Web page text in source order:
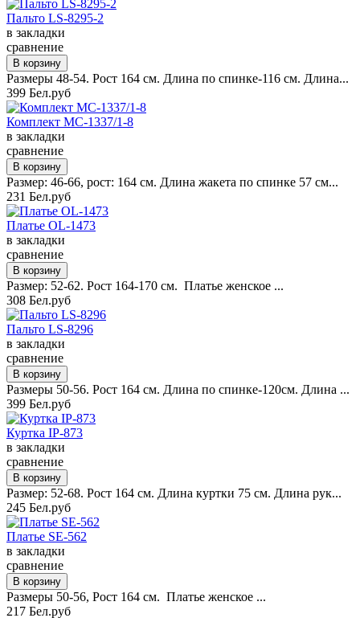
Пальто LS-8295-2
в закладки
сравнение
Размеры 48-54. Рост 164 см. Длина по спинке-116 см. Длина...
399 Бел.руб
Комплект MC-1337/1-8
в закладки
сравнение
Размер: 46-66, рост: 164 см. Длина жакета по спинке 57 см...
231 Бел.руб
Платье OL-1473
в закладки
сравнение
Размер: 52-62. Рост 164-170 см. Платье женское ...
308 Бел.руб
Пальто LS-8296
в закладки
сравнение
Размеры 50-56. Рост 164 см. Длина по спинке-120см. Длина ...
399 Бел.руб
Куртка IP-873
в закладки
сравнение
Размер: 52-68. Рост 164 см. Длина куртки 75 см. Длина рук...
245 Бел.руб
Платье SE-562
в закладки
сравнение
Размеры 50-56, Рост 164 см. Платье женское ...
217 Бел.руб